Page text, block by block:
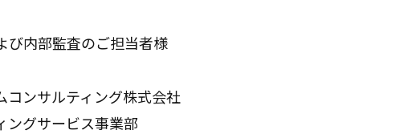
び内部監査のご担当者様
コンサルティング株式会社
ングサービス事業部